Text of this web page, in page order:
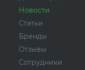
Новости
Статьи
Бренды
Отзывы
Сотрудники